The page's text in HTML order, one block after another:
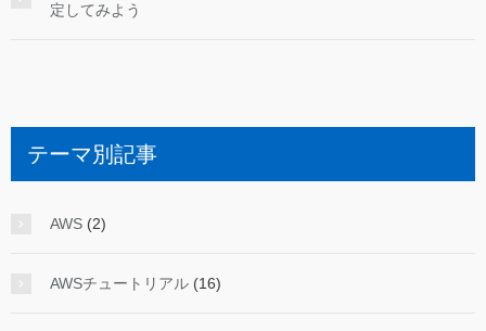
定してみよう
テーマ別記事
AWS (2)
AWSチュートリアル (16)